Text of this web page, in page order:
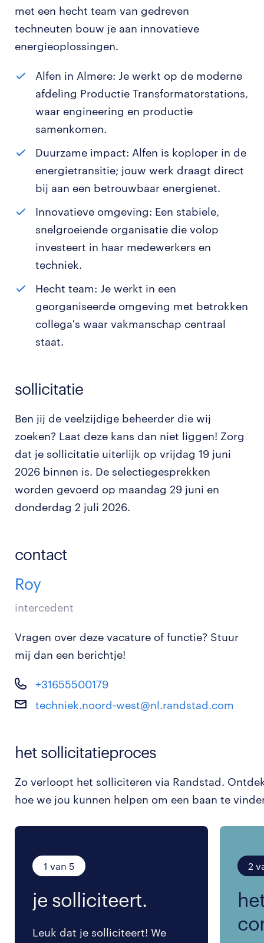
met een hecht team van gedreven
techneuten bouw je aan innovatieve
energieoplossingen.
Alfen in Almere: Je werkt op de moderne
afdeling Productie Transformatorstations,
waar engineering en productie
samenkomen.
Duurzame impact: Alfen is koploper in de
energietransitie; jouw werk draagt direct
bij aan een betrouwbaar energienet.
Innovatieve omgeving: Een stabiele,
snelgroeiende organisatie die volop
investeert in haar medewerkers en
techniek.
Hecht team: Je werkt in een
georganiseerde omgeving met betrokken
collega's waar vakmanschap centraal
staat.
sollicitatie
Ben jij de veelzijdige beheerder die wij
zoeken? Laat deze kans dan niet liggen! Zorg
dat je sollicitatie uiterlijk op vrijdag 19 juni
2026 binnen is. De selectiegesprekken
worden gevoerd op maandag 29 juni en
donderdag 2 juli 2026.
contact
Roy
intercedent
Vragen over deze vacature of functie? Stuur
mij dan een berichtje!
+31655500179
techniek.noord-west@nl.randstad.com
het sollicitatieproces
Zo verloopt het solliciteren via Randstad.
hoe we jou kunnen helpen om een baan te
1 van 5
je solliciteert.
Leuk dat je solliciteert! We
2